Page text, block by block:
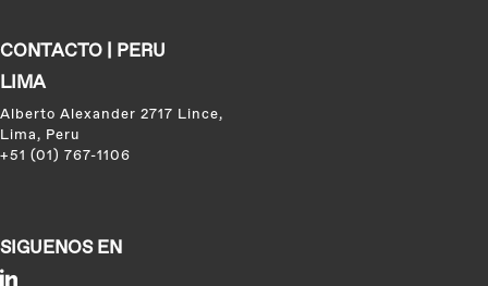
CONTACTO | PERU
LIMA
Alberto Alexander 2717 Lince,
Lima, Peru
+51 (01) 767-1106
SIGUENOS EN